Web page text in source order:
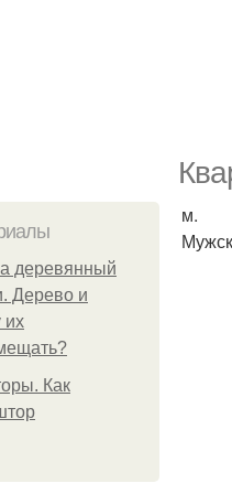
деревянный
Дерево и
их
Как
м.